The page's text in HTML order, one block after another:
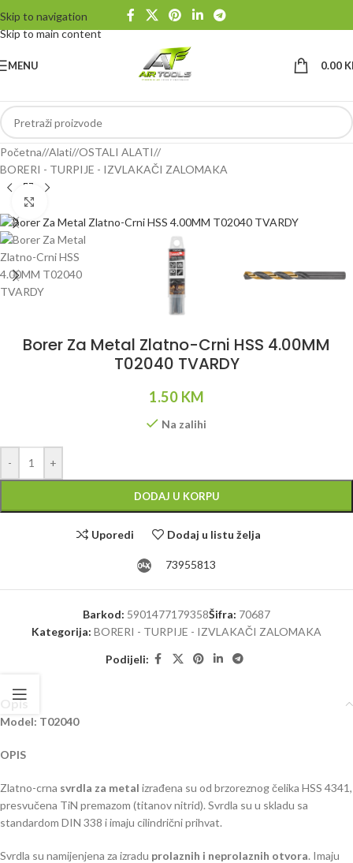
Skip to navigation
Skip to main content
MENU 0.00
Početna/ Alati/ OSTALI ALATI/
BORERI - TURPIJE - IZVLAKAČI ZALOMAKA
Borer Za Metal Zlatno-Crni HSS 4.00MM
T02040 TVARDY
1.50 KM
Na zalihi
- +
DODAJ U KORPU
Uporedi Dodaj u listu želja
73955813
Barkod: 5901477179358Šifra: 70687
Kategorija: BORERI - TURPIJE - IZVLAKAČI ZALOMAKA
Podijeli:
Opis
Model: T02040
OPIS
Zlatno-crna svrdla za metal izrađena su od brzoreznog čelika HSS 4341,
presvučena TiN premazom (titanov nitrid). Svrdla su u skladu sa
standardom DIN 338 i imaju cilindrični prihvat.
Svrdla su namijenjena za izradu prolaznih i neprolaznih otvora. Imaju